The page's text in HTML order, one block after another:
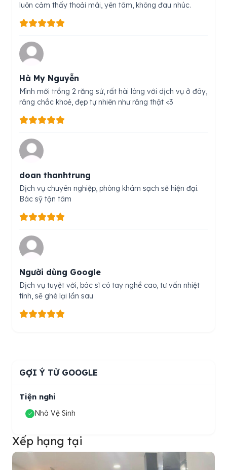
luôn cảm thấy thoải mái, yên tâm, không đau nhúc.
Hà My Nguyễn
Mình mới trồng 2 răng sứ, rất hài lòng với dịch vụ ở đây,
răng chắc khoẻ, đẹp tự nhiên như răng thật <3
doan thanhtrung
Dịch vụ chuyên nghiệp, phòng khám sạch sẽ hiện đại.
Bác sỹ tận tâm
Người dùng Google
Dịch vụ tuyệt vời, bác sĩ có tay nghề cao, tư vấn nhiệt
tình, sẽ ghé lại lần sau
GỢI Ý TỪ GOOGLE
Tiện nghi
Nhà Vệ Sinh
Xếp hạng tại